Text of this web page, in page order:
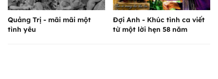
Quảng Trị - mãi mãi một
tình yêu
Đợi Anh - Khúc tình ca viết
từ một lời hẹn 58 năm